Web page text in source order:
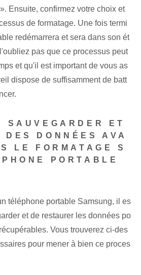
Ensuite, confirmez votre choix et
de formatage. Une fois termi
redémarrera et sera dans son ét
pas que ce processus peut
et qu'il est important de vous as
dispose de suffisamment de batt
SAUVEGARDER ET
DES DONNÉES AVA
LE FORMATAGE S
PORTABLE
téléphone portable Samsung, il es
et de restaurer les données po
Vous trouverez ci-des
pour mener à bien ce proces